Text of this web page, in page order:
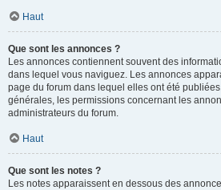
Haut
Que sont les annonces ?
Les annonces contiennent souvent des
dans lequel vous naviguez. Les annonces
page du forum dans lequel elles ont été
générales, les permissions concernant les
administrateurs du forum.
Haut
Que sont les notes ?
Les notes apparaissent en dessous des